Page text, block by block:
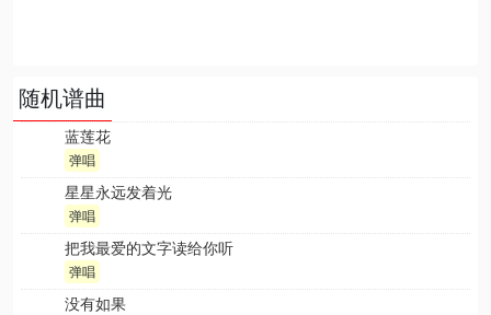
随机谱曲
蓝莲花
弹唱
星星永远发着光
弹唱
把我最爱的文字读给你听
弹唱
没有如果